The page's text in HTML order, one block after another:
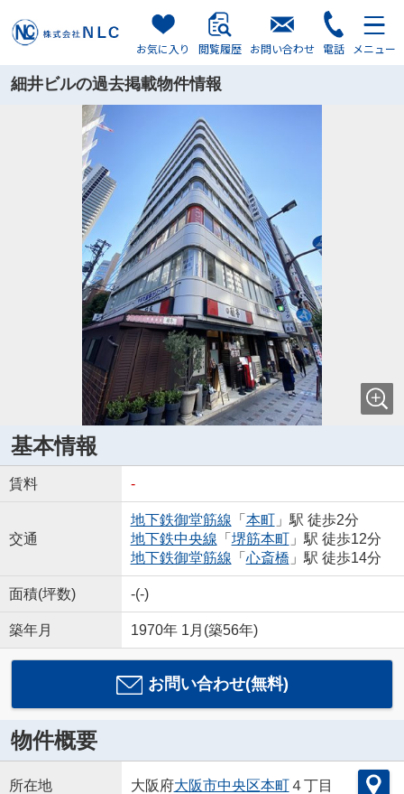
お気に入り 閲覧履歴 お問い合わせ 電話 メニュー
細井ビルの過去掲載物件情報
基本情報
賃料 -
交通
地下鉄御堂筋線 「 本町
」駅 徒歩2分
地下鉄中央線 「 堺筋本町
」駅 徒歩12分
地下鉄御堂筋線 「 心斎橋 」駅 徒歩14分
面積(坪数) -(-)
築年月 1970年 1月(築56年)
お問い合わせ(無料)
物件概要
所在地 大阪府大阪市中央区本町４丁目